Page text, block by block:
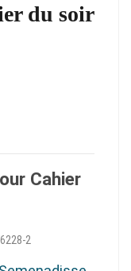
du soir
Cahier
2